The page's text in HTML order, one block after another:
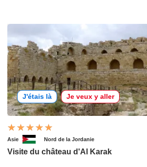
J'étais là Je veux y aller
Asie Nord de la Jordanie
Visite du château d'Al Karak